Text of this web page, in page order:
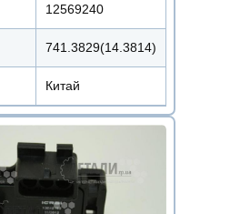
12569240
741.3829(14.3814)
Китай